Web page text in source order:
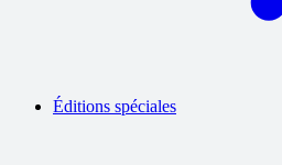
Éditions spéciales